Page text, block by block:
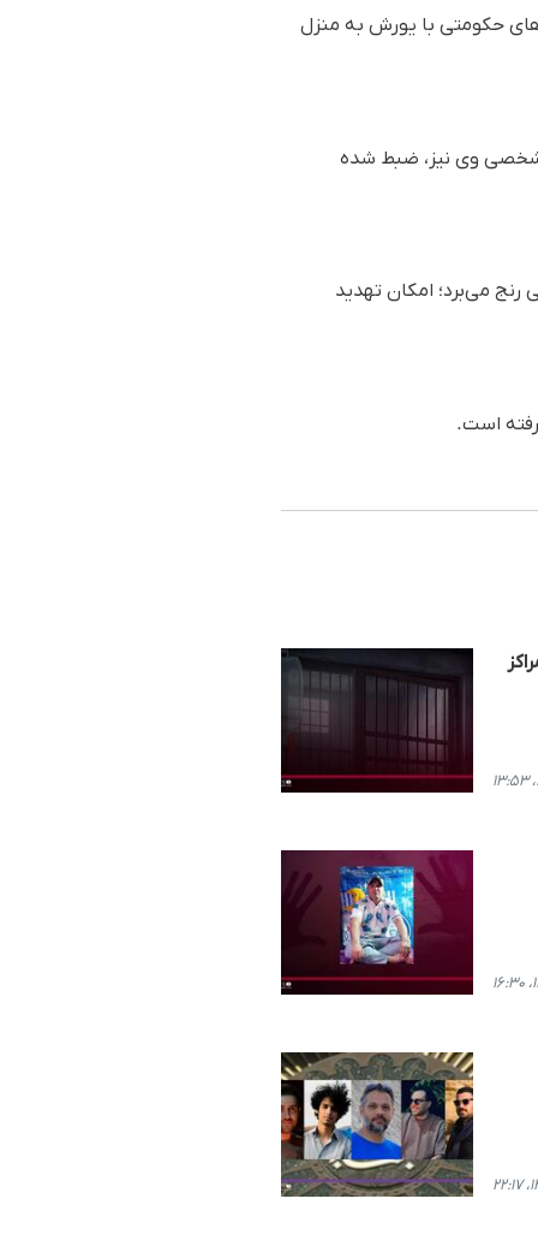
سازمان حقوق بشری هه‌نگاو، روز یکشنبه ٢٠ آذر ١٤٠١ (١١ دسامبر ٢٠٢٢) نیروهای حکومتی با یورش به منزل
شخصی وی نیز، ضبط شده
رنج می‌برد؛ امکان تهدید
است.